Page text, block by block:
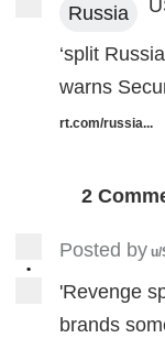
Russia
‘split
warns
rt.com/russia...
2
•
Posted by u/
'Revenge
brands